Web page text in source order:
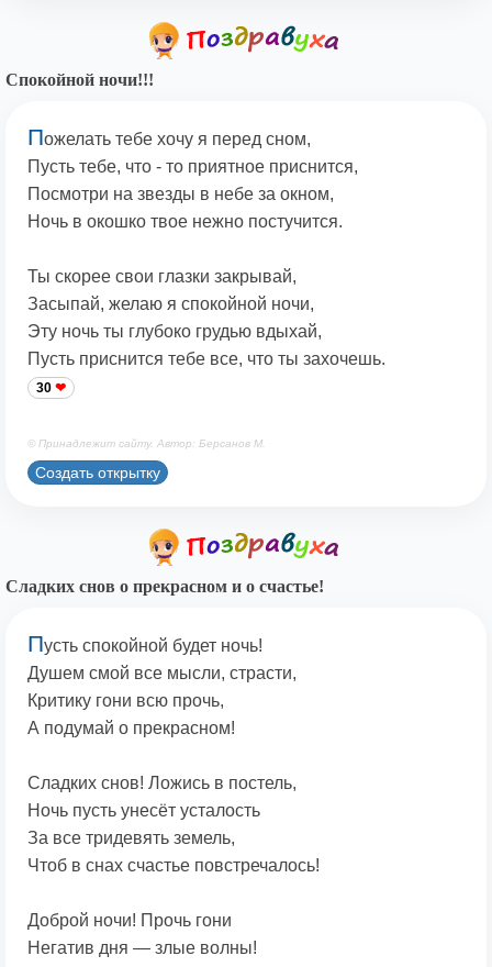
Спокойной ночи!!!
Пожелать тебе хочу я перед сном,
Пусть тебе, что - то приятное приснится,
Посмотри на звезды в небе за окном,
Ночь в окошко твое нежно постучится.
Ты скорее свои глазки закрывай,
Засыпай, желаю я спокойной ночи,
Эту ночь ты глубоко грудью вдыхай,
Пусть приснится тебе все, что ты захочешь.
30
© Принадлежит сайту. Автор: Берсанов М.
Создать открытку
Сладких снов о прекрасном и о счастье!
Пусть спокойной будет ночь!
Душем смой все мысли, страсти,
Критику гони всю прочь,
А подумай о прекрасном!
Сладких снов! Ложись в постель,
Ночь пусть унесёт усталость
За все тридевять земель,
Чтоб в снах счастье повстречалось!
Доброй ночи! Прочь гони
Негатив дня — злые волны!